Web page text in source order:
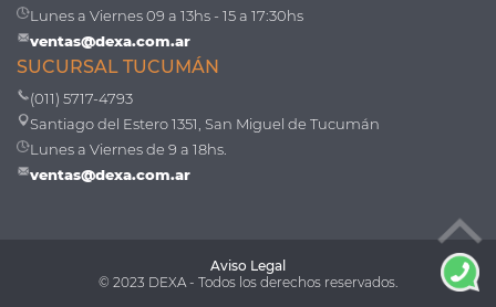
Lunes a Viernes 09 a 13hs - 15 a 17:30hs
ventas@dexa.com.ar
SUCURSAL TUCUMÁN
(011) 5717-4793
Santiago del Estero 1351, San Miguel de Tucumán
Lunes a Viernes de 9 a 18hs.
ventas@dexa.com.ar
Aviso Legal
© 2023 DEXA - Todos los derechos reservados.